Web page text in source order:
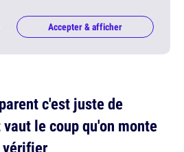
Accepter & afficher
c'est juste de
le coup qu'on monte